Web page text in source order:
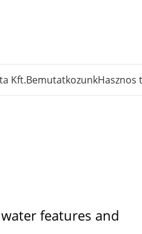
Kft.BemutatkozunkHasznos
features and